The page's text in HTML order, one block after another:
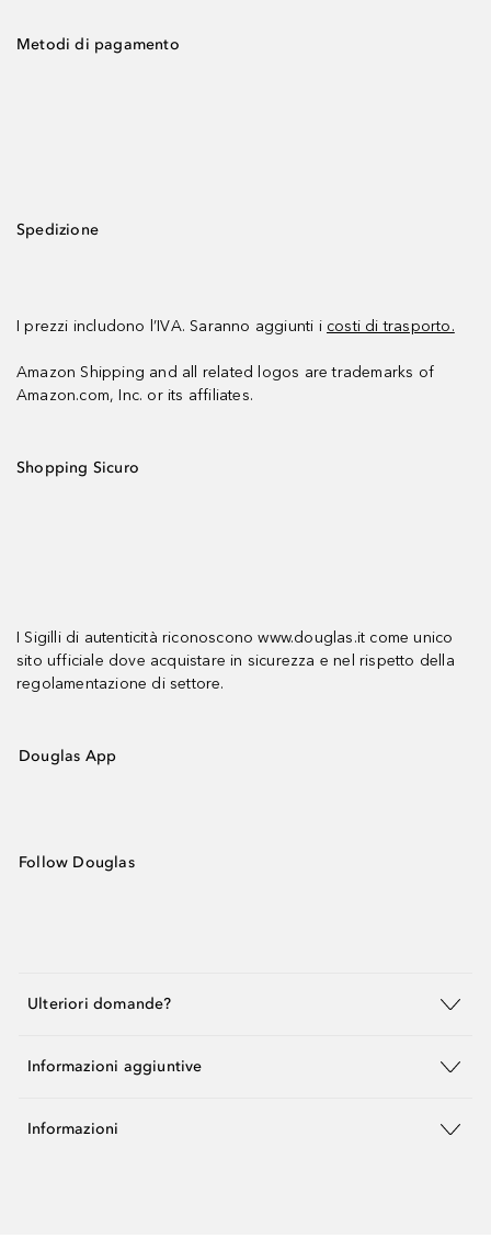
Metodi di pagamento
Spedizione
I prezzi includono l’IVA. Saranno aggiunti i costi di trasporto.
Amazon Shipping and all related logos are trademarks of
Amazon.com, Inc. or its affiliates.
Shopping Sicuro
I Sigilli di autenticità riconoscono www.douglas.it come unico
sito ufficiale dove acquistare in sicurezza e nel rispetto della
regolamentazione di settore.
Douglas App
Follow Douglas
Ulteriori domande?
Informazioni aggiuntive
Informazioni